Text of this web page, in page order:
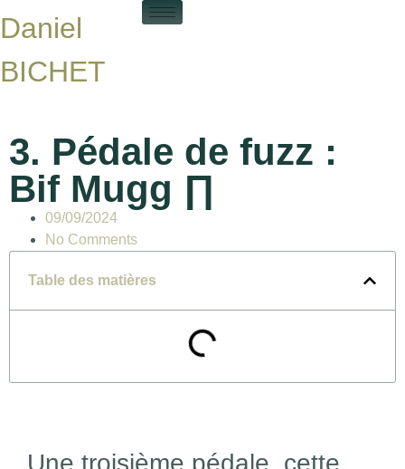
Daniel
BICHET
3. Pédale de fuzz :
Bif Mugg ∏
09/09/2024
No Comments
Table des matières